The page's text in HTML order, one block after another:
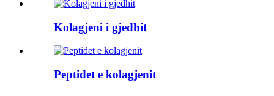
Kolagjeni i gjedhit
Peptidet e kolagjenit